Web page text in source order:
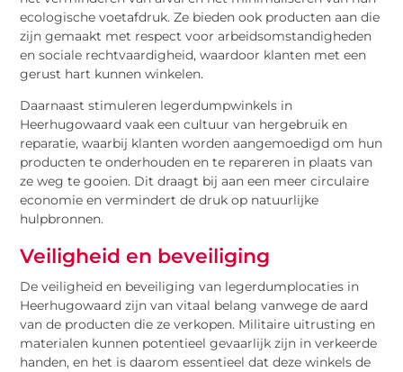
ecologische voetafdruk. Ze bieden ook producten aan die
zijn gemaakt met respect voor arbeidsomstandigheden
en sociale rechtvaardigheid, waardoor klanten met een
gerust hart kunnen winkelen.
Daarnaast stimuleren legerdumpwinkels in
Heerhugowaard vaak een cultuur van hergebruik en
reparatie, waarbij klanten worden aangemoedigd om hun
producten te onderhouden en te repareren in plaats van
ze weg te gooien. Dit draagt bij aan een meer circulaire
economie en vermindert de druk op natuurlijke
hulpbronnen.
Veiligheid en beveiliging
De veiligheid en beveiliging van legerdumplocaties in
Heerhugowaard zijn van vitaal belang vanwege de aard
van de producten die ze verkopen. Militaire uitrusting en
materialen kunnen potentieel gevaarlijk zijn in verkeerde
handen, en het is daarom essentieel dat deze winkels de